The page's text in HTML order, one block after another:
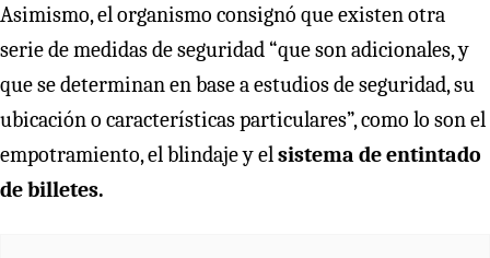
Asimismo, el organismo consignó que existen otra
serie de medidas de seguridad “que son adicionales, y
que se determinan en base a estudios de seguridad, su
ubicación o características particulares”, como lo son el
empotramiento, el blindaje y elsistema de entintado
de billetes.